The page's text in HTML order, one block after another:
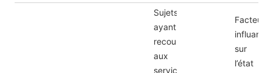
Sujets
ayant
recours
aux
services
Facteurs
influant
sur
l’état